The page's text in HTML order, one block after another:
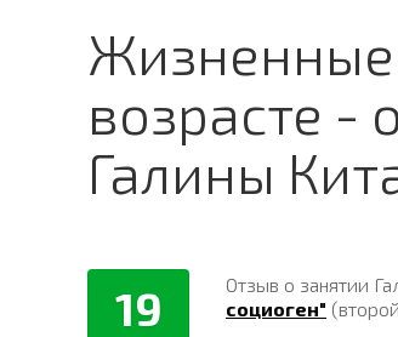
возрасте -
Галины
19 Отзыв о занятии
социоген"